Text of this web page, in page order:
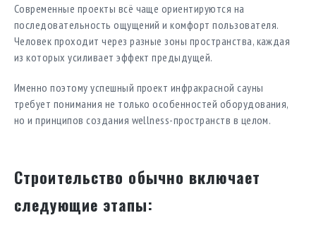
Современные проекты всё чаще ориентируются на
последовательность ощущений и комфорт пользователя.
Человек проходит через разные зоны пространства, каждая
из которых усиливает эффект предыдущей.
Именно поэтому успешный проект инфракрасной сауны
требует понимания не только особенностей оборудования,
но и принципов создания wellness-пространств в целом.
Строительство обычно включает
следующие этапы: